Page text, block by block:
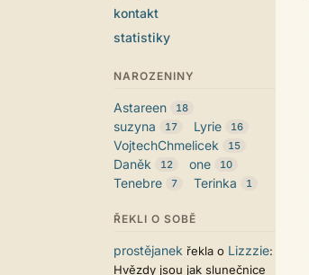
kontakt
statistiky
NAROZENINY
Astareen 18
suzyna 17 Lyrie 16
VojtechChmelicek 15
Daněk 12 one 10
Tenebre 7 Terinka 1
ŘEKLI O SOBĚ
prostějanek řekla o Lizzzie:
Hvězdy jsou jak slunečnice